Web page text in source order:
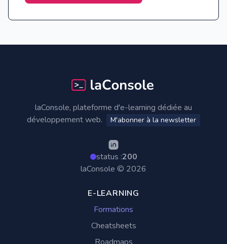
laConsole, plateforme d'e-learning dédiée au
développement web.
M'abonner à la newsletter
status :200
laConsole © 2026
E-LEARNING
Formations
Cheatsheets